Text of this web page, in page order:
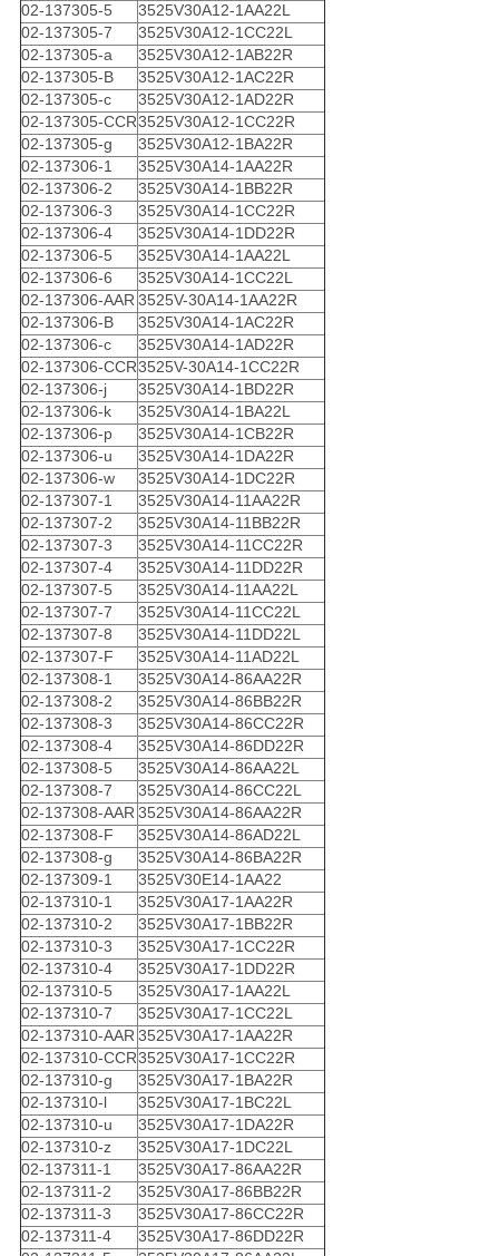
02-137305-5
3525V30A12-1AA22L
02-137305-7
3525V30A12-1CC22L
02-137305-a
3525V30A12-1AB22R
02-137305-B
3525V30A12-1AC22R
02-137305-c
3525V30A12-1AD22R
02-137305-CCR3525V30A12-1CC22R
02-137305-g
3525V30A12-1BA22R
02-137306-1
3525V30A14-1AA22R
02-137306-2
3525V30A14-1BB22R
02-137306-3
3525V30A14-1CC22R
02-137306-4
3525V30A14-1DD22R
02-137306-5
3525V30A14-1AA22L
02-137306-6
3525V30A14-1CC22L
02-137306-AAR 3525V-30A14-1AA22R
02-137306-B
3525V30A14-1AC22R
02-137306-c
3525V30A14-1AD22R
02-137306-CCR3525V-30A14-1CC22R
02-137306-j
3525V30A14-1BD22R
02-137306-k
3525V30A14-1BA22L
02-137306-p
3525V30A14-1CB22R
02-137306-u
3525V30A14-1DA22R
02-137306-w
3525V30A14-1DC22R
02-137307-1
3525V30A14-11AA22R
02-137307-2
3525V30A14-11BB22R
02-137307-3
3525V30A14-11CC22R
02-137307-4
3525V30A14-11DD22R
02-137307-5
3525V30A14-11AA22L
02-137307-7
3525V30A14-11CC22L
02-137307-8
3525V30A14-11DD22L
02-137307-F
3525V30A14-11AD22L
02-137308-1
3525V30A14-86AA22R
02-137308-2
3525V30A14-86BB22R
02-137308-3
3525V30A14-86CC22R
02-137308-4
3525V30A14-86DD22R
02-137308-5
3525V30A14-86AA22L
02-137308-7
3525V30A14-86CC22L
02-137308-AAR 3525V30A14-86AA22R
02-137308-F
3525V30A14-86AD22L
02-137308-g
3525V30A14-86BA22R
02-137309-1
3525V30E14-1AA22
02-137310-1
3525V30A17-1AA22R
02-137310-2
3525V30A17-1BB22R
02-137310-3
3525V30A17-1CC22R
02-137310-4
3525V30A17-1DD22R
02-137310-5
3525V30A17-1AA22L
02-137310-7
3525V30A17-1CC22L
02-137310-AAR 3525V30A17-1AA22R
02-137310-CCR3525V30A17-1CC22R
02-137310-g
3525V30A17-1BA22R
02-137310-l
3525V30A17-1BC22L
02-137310-u
3525V30A17-1DA22R
02-137310-z
3525V30A17-1DC22L
02-137311-1
3525V30A17-86AA22R
02-137311-2
3525V30A17-86BB22R
02-137311-3
3525V30A17-86CC22R
02-137311-4
3525V30A17-86DD22R